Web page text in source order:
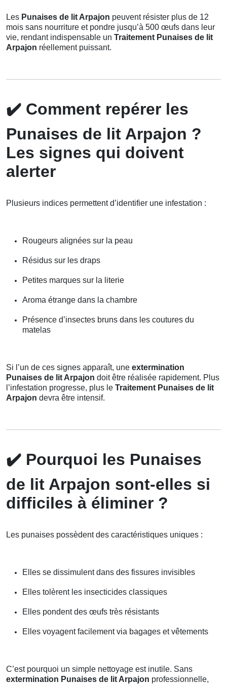
Les Punaises de lit Arpajon peuvent résister plus de 12
mois sans nourriture et pondre jusqu’à 500 œufs dans leur
vie, rendant indispensable un Traitement Punaises de lit
Arpajon réellement puissant.
✔️ Comment repérer les
Punaises de lit Arpajon ?
Les signes qui doivent
alerter
Plusieurs indices permettent d’identifier une infestation :
Rougeurs alignées sur la peau
Résidus sur les draps
Petites marques sur la literie
Aroma étrange dans la chambre
Présence d’insectes bruns dans les coutures du
matelas
Si l’un de ces signes apparaît, une extermination
Punaises de lit Arpajon doit être réalisée rapidement. Plus
l’infestation progresse, plus le Traitement Punaises de lit
Arpajon devra être intensif.
✔️ Pourquoi les Punaises
de lit Arpajon sont-elles si
difficiles à éliminer ?
Les punaises possèdent des caractéristiques uniques :
Elles se dissimulent dans des fissures invisibles
Elles tolèrent les insecticides classiques
Elles pondent des œufs très résistants
Elles voyagent facilement via bagages et vêtements
C’est pourquoi un simple nettoyage est inutile. Sans
extermination Punaises de lit Arpajon professionnelle,